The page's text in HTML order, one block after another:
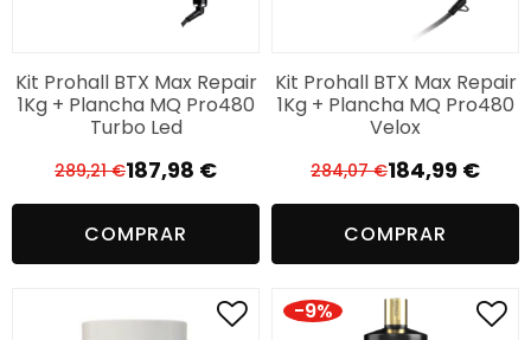
Kit Prohall BTX Max Repair
1Kg + Plancha MQ Pro480
Turbo Led
289,21€ El
precio
original
era:
289,21 €.
187,98 €
El
precio
actual
es:
187,98 €.
COMPRAR
Kit Prohall BTX Max Repair
1Kg + Plancha MQ Pro480
Velox
284,07€ El
precio
original
era:
284,07 €.
184,99 €
El
precio
actual
es:
184,99 €.
COMPRAR
-9%